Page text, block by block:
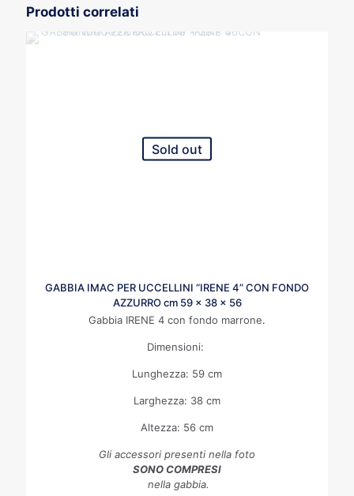
Prodotti correlati
Sold out
GABBIA IMAC PER UCCELLINI “IRENE 4” CON FONDO
AZZURRO cm 59 x 38 x 56
Gabbia IRENE 4 con fondo marrone.
Dimensioni:
Lunghezza: 59 cm
Larghezza: 38 cm
Altezza: 56 cm
Gli accessori presenti nella foto
SONO COMPRESI
nella gabbia.